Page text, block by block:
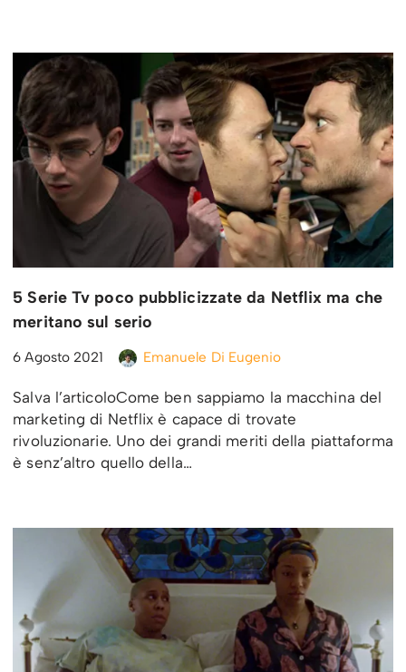
5 Serie Tv poco pubblicizzate da Netflix ma che
meritano sul serio
6 Agosto 2021 Emanuele Di Eugenio
Salva l’articoloCome ben sappiamo la macchina del
marketing di Netflix è capace di trovate
rivoluzionarie. Uno dei grandi meriti della piattaforma
è senz’altro quello della…